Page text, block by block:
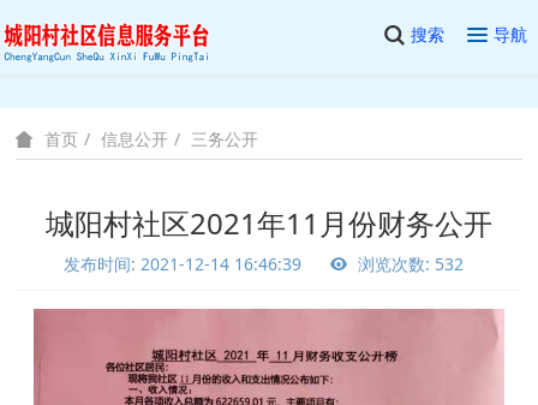
搜索 导航
首页 信息公开 三务公开
城阳村社区2021年11月份财务公开
发布时间: 2021-12-14 16:46:39 浏览次数: 532